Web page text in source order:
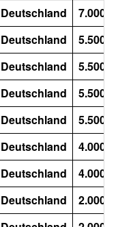
Deutschland
7.000
Deutschland
5.500
Deutschland
5.500
Deutschland
5.500
Deutschland
5.500
Deutschland
4.000
Deutschland
4.000
Deutschland
2.000